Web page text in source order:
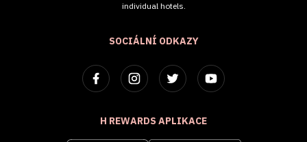
SOCIÁLNÍ ODKAZY
H REWARDS APLIKACE
individual hotels.